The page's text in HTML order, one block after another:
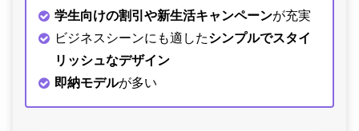
学生向けの割引や新生活キャンペーンが充実
ビジネスシーンにも適したシンプルでスタイ
リッシュなデザイン
即納モデルが多い